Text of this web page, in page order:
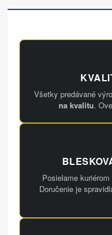
Všetky predávané
na kvalitu.
Posielame
Doručenie je